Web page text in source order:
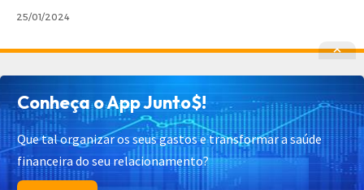
25/01/2024
Termos de Uso Contato Cadastrar Quem Somos
Conheça o App Junto$!
Que tal organizar os seus gastos e transformar a saúde
financeira do seu relacionamento?